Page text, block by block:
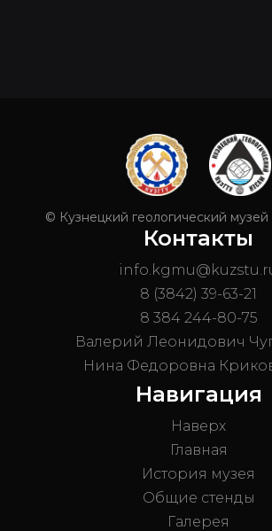
© Кузнецкий геологический
Контакты
8 (3842) 39-63-21
8 384 244-80-75
Валерий Леонидович
Нина Федоровна
Навигация
Наверх
Главная
История музея
Общие стенды
Галерея